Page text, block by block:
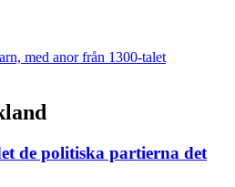
med anor från 1300-talet
de politiska partierna det